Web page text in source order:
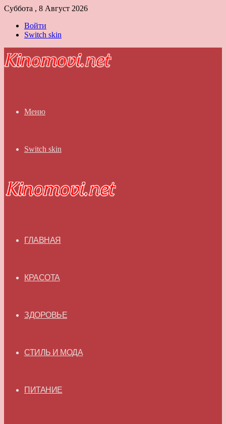
Суббота , 8 Август 2026
Войти
Switch skin
Меню
Switch skin
ГЛАВНАЯ
КРАСОТА
ЗДОРОВЬЕ
СТИЛЬ И МОДА
ПИТАНИЕ